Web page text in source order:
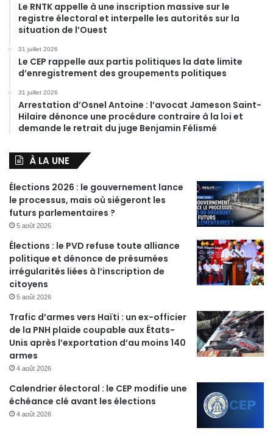
Le RNTK appelle à une inscription massive sur le
registre électoral et interpelle les autorités sur la
situation de l’Ouest
31 juillet 2026
Le CEP rappelle aux partis politiques la date limite
d’enregistrement des groupements politiques
31 juillet 2026
Arrestation d’Osnel Antoine : l’avocat Jameson Saint-
Hilaire dénonce une procédure contraire à la loi et
demande le retrait du juge Benjamin Félismé
À LA UNE
Élections 2026 : le gouvernement lance
le processus, mais où siégeront les
futurs parlementaires ?
5 août 2026
Élections : le PVD refuse toute alliance
politique et dénonce de présumées
irrégularités liées à l’inscription de
citoyens
5 août 2026
Trafic d’armes vers Haïti : un ex-officier
de la PNH plaide coupable aux États-
Unis après l’exportation d’au moins 140
armes
4 août 2026
Calendrier électoral : le CEP modifie une
échéance clé avant les élections
4 août 2026